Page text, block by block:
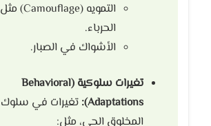
التمويه (Camouflage) مثل
الحرباء.
الأشواك في الصبار.
تغيرات سلوكية (Behavioral
Adaptations): تغيرات في سلوك
المخلوق الحي، مثل: